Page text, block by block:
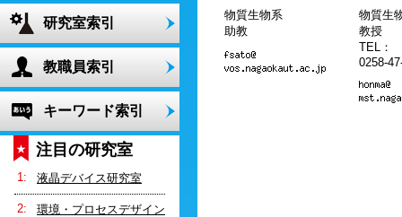
研究室索引
教職員索引
キーワード索引
注目の研究室
液晶デバイス研究室
環境・プロセスデザイン
物質生物系
助教
物質生
教授
TEL：
0258-